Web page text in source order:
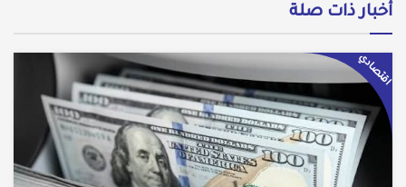
أخبار ذات صلة
اقتصادي